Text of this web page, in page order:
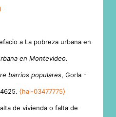
a La pobreza urbana en
en Montevideo.
barrios populares, Gorla -
⟨hal-03477775⟩
de vivienda o falta de